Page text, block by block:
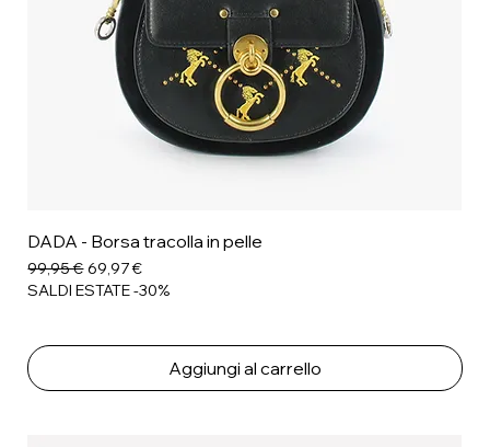
DADA - Borsa tracolla in pelle
Prezzo regolare
99,95 €Prezzo scontato
69,97 €
SALDI ESTATE -30%
Aggiungi al carrello